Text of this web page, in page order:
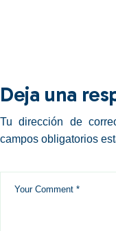
Deja una
Tu dirección de
campos obligatorios